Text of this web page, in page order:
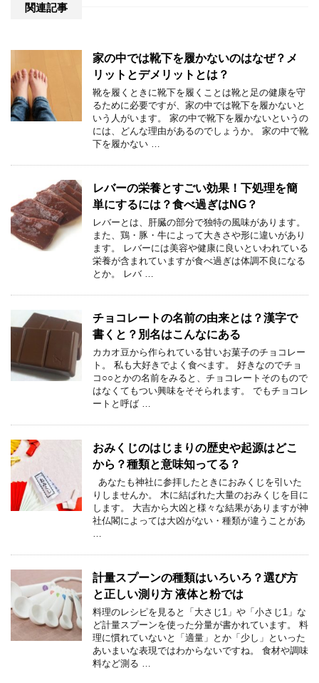
関連記事
家の中では靴下を履かないのはなぜ？メ
リットとデメリットとは？
靴を履くときに靴下を履くことは靴と足の健康を守
るために必要ですが、家の中では靴下を履かないと
いう人がいます。 家の中で靴下を履かないというの
には、どんな理由があるのでしょうか。 家の中で靴
下を履かない …
レバーの栄養とすごい効果！下処理を簡
単にするには？食べ過ぎはNG？
レバーとは、肝臓の部分で独特の風味があります。
また、鶏・豚・牛によって大きさや形に違いがあり
ます。 レバーには美容や健康に良いといわれている
栄養が含まれていますが食べ過ぎは体調不良になる
とか。 レバ …
チョコレートの名前の由来とは？漢字で
書くと？別名はこんなにある
カカオ豆から作られている甘いお菓子のチョコレー
ト。 私も大好きでよく食べます。 好きなのでチョ
コ○○とかの名前をみると、チョコレートそのもので
はなくてもつい興味をそそられます。 でもチョコレ
ートと呼ば …
おみくじのはじまりの歴史や起源はどこ
から？種類と意味知ってる？
あなたも神社に参拝したときにおみくじを引いた
りしませんか。 木に結ばれた大量のおみくじを目に
します。 大吉から大凶と様々な結果がありますが神
社仏閣によっては大凶がない・種類が違うことがあ
…
計量スプーンの種類はいろいろ？選び方
と正しい測り方 液体と粉では
料理のレシピを見ると「大さじ1」や「小さじ1」な
ど計量スプーンを使った分量が書かれています。 料
理に慣れていないと「適量」とか「少し」といった
あいまいな表現ではわからないですね。 食材や調味
料など測る …